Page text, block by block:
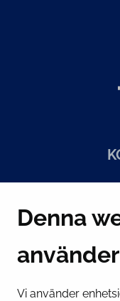
Denna
Vi använder
(kl 8